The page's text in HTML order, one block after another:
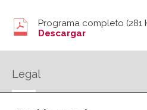
Programa completo (281
Descargar
Legal